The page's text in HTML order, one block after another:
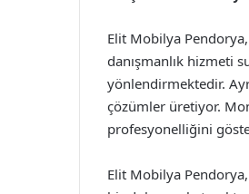
Elit Mobilya
danışmanlık hizmeti
yönlendirmektedir.
çözümler üretiyor.
profesyonelliğini
Elit Mobilya